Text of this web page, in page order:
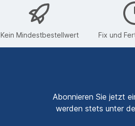
Kein Mindestbestellwert Fix und
Abonnieren Sie jetzt
werden stets unter